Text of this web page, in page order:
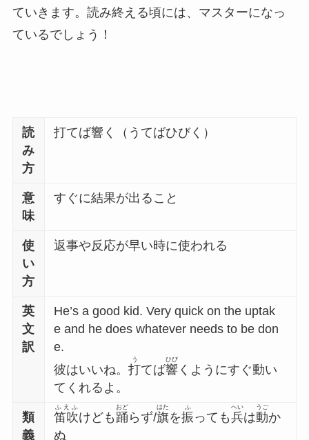
ていきます。読み終える頃には、マスターになっ
ているでしょう！
読
み
方
打てば響く（うてばひびく）
意
味
すぐに結果が出ること
使
い
方
返事や反応が早い時に使われる
英
文
訳
He’s a good kid. Very quick on the uptak
e and he does whatever needs to be don
e.
彼はいいね。打
う
てば響
ひび
くようにすぐ動い
てくれるよ。
類
義
笛吹
ふえふ
けども 踊
おど
らず/旗
はた
を振
ふ
っても兵
へい
は動
うご
か
ぬ